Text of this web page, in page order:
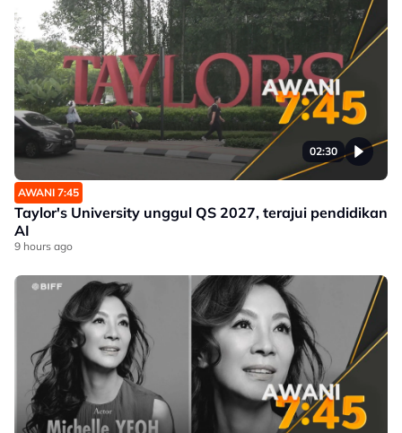
02:30
AWANI 7:45
Taylor's University unggul QS 2027, terajui pendidikan
AI
9 hours ago